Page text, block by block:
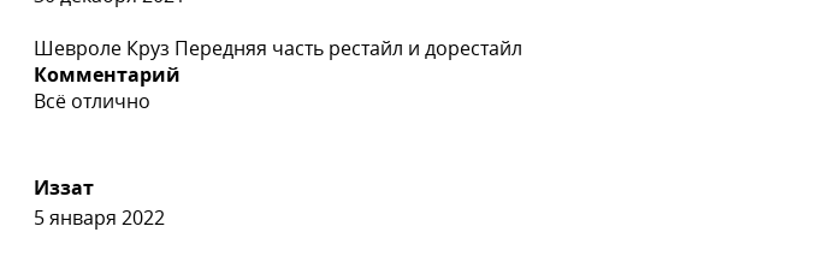
Шевроле Круз Передняя часть рестайл и дорестайл
Комментарий
Всё отлично
Иззат
5 января 2022